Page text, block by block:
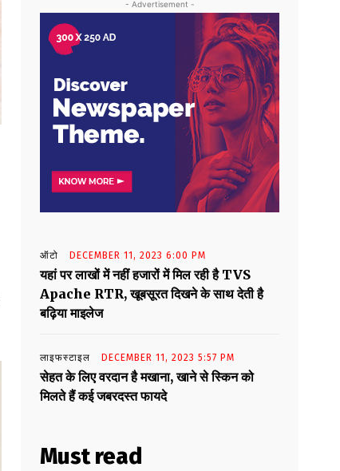
- Advertisement -
ऑटो DECEMBER 11, 2023 6:00 PM
यहां पर लाखों में नहीं हजारों में मिल रही है TVS
Apache RTR, खूबसूरत दिखने के साथ देती है
बढ़िया माइलेज
लाइफस्टाइल DECEMBER 11, 2023 5:57 PM
सेहत के लिए वरदान है मखाना, खाने से स्किन को
मिलते हैं कई जबरदस्त फायदे
Must read